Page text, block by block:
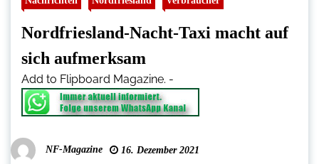
Nordfriesland-Nacht-Taxi macht auf
sich aufmerksam
Add to Flipboard Magazine. -
NF-Magazine 16. Dezember 2021